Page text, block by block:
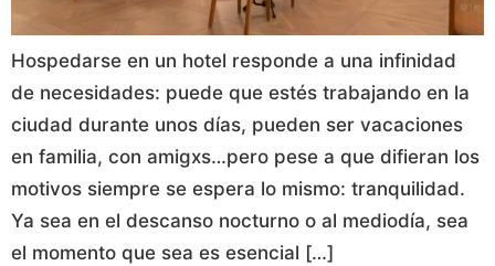
Hospedarse en un hotel responde a una infinidad
de necesidades: puede que estés trabajando en la
ciudad durante unos días, pueden ser vacaciones
en familia, con amigxs…pero pese a que difieran los
motivos siempre se espera lo mismo: tranquilidad.
Ya sea en el descanso nocturno o al mediodía, sea
el momento que sea es esencial […]